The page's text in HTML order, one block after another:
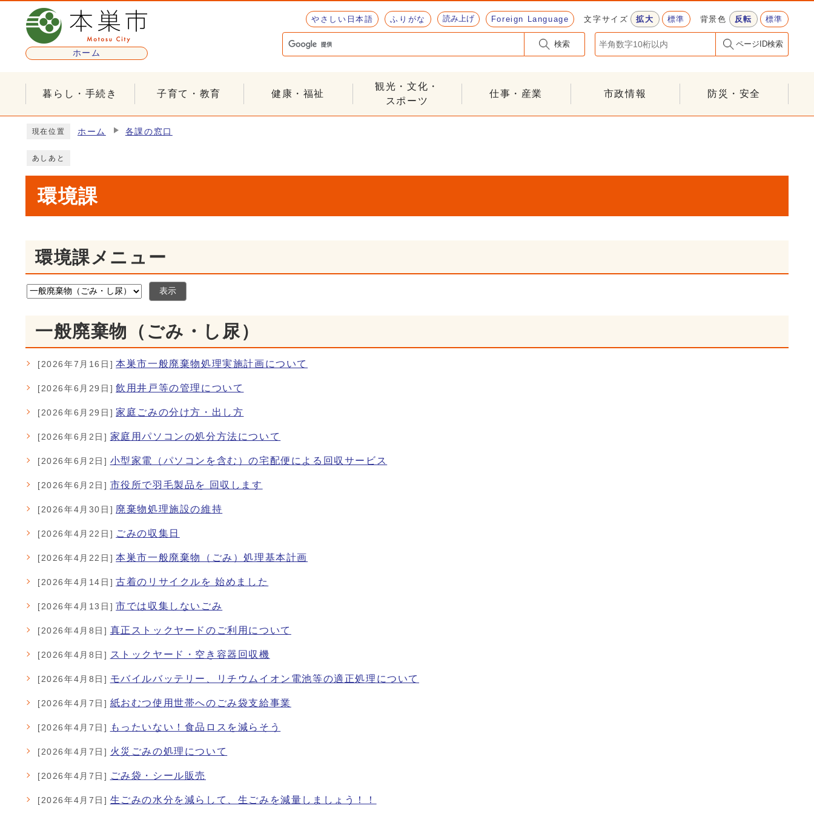
ページの先頭です
ホーム
やさしい日本語 ふりがな 読み上げ Foreign Language 文字サイズ 拡大 標準 背景色 反転 標準
検索 ページID検索
暮らし・手続き 子育て・教育 健康・福祉
観光・文化・
スポーツ
仕事・産業 市政情報 防災・安全
現在位置 ホーム 各課の窓口
あしあと
環境課
環境課メニュー
表示
一般廃棄物（ごみ・し尿）
[2026年7月16日] 本巣市一般廃棄物処理実施計画について
[2026年6月29日] 飲用井戸等の管理について
[2026年6月29日] 家庭ごみの分け方・出し方
[2026年6月2日] 家庭用パソコンの処分方法について
[2026年6月2日] 小型家電（パソコンを含む）の宅配便による回収サービス
[2026年6月2日] 市役所で羽毛製品を 回収します
[2026年4月30日] 廃棄物処理施設の維持
[2026年4月22日] ごみの収集日
[2026年4月22日] 本巣市一般廃棄物（ごみ）処理基本計画
[2026年4月14日] 古着のリサイクルを 始めました
[2026年4月13日] 市では収集しないごみ
[2026年4月8日] 真正ストックヤードのご利用について
[2026年4月8日] ストックヤード・空き容器回収機
[2026年4月8日] モバイルバッテリー、リチウムイオン電池等の適正処理について
[2026年4月7日] 紙おむつ使用世帯へのごみ袋支給事業
[2026年4月7日] もったいない！食品ロスを減らそう
[2026年4月7日] 火災ごみの処理について
[2026年4月7日] ごみ袋・シール販売
[2026年4月7日] 生ごみの水分を減らして、生ごみを減量しましょう！！